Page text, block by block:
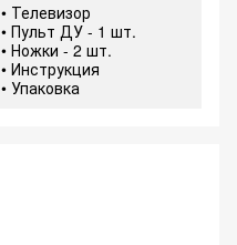
• Телевизор
• Пульт ДУ - 1 шт.
• Ножки - 2 шт.
• Инструкция
• Упаковка